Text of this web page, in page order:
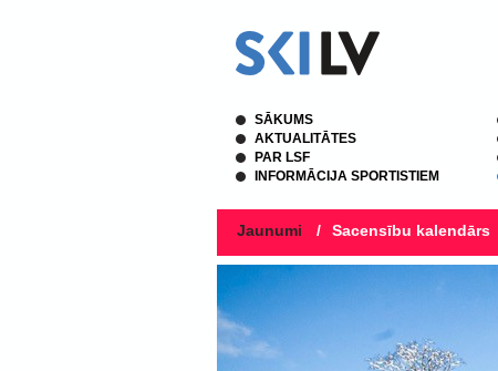
SĀKUMS
AKTUALITĀTES
PAR LSF
INFORMĀCIJA SPORTISTIEM
Jaunumi / Sacensību kalendārs